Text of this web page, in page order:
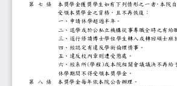
第
七 條
本獎學金獲獎學生如有
受領本獎學金之資格，
一、申請休學超過半年
二、退學或於公私立
三、逕行修讀博士學
四、經認定有違反學術
五、違反校內章則遭受
六、經系所
(學程
)或本院相關會
休學期間不得受領本獎
第
八 條
本獎學金每年依本院公